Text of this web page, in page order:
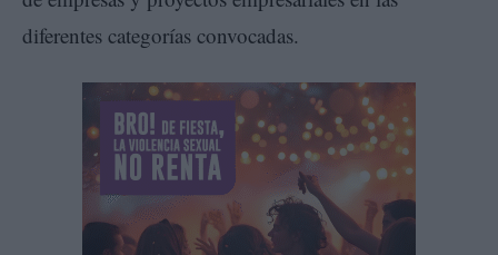
diferentes categorías convocadas.